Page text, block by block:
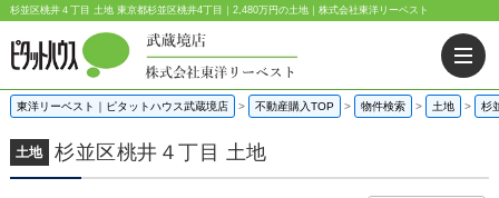
杉並区桃井４丁目 土地 東京都杉並区桃井4丁目｜2,480万円の土地｜株式会社東洋リーベスト
東洋リーベスト｜ピタットハウス武蔵境店 > 不動産購入TOP > 物件検索 > 土地 > 杉
土地 杉並区桃井４丁目 土地